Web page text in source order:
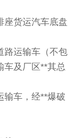
货运汽车底盘
运输车（不包
车及厂区**其总
车，经**爆破